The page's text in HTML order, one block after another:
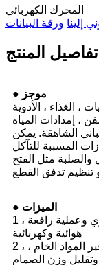
المحرك الكهربائي
إلينا ورقة البيانات
تفاصيل المنتج
● موجز
، الغذاء ، الأدوية
، إمدادات المياه
الشاهقة. يمكن
المسببة للتآكل
والصلبة مثل الفتح
● الميزات
1 ، محرك مع عجلة يدوية ، وجع ، رأس يدوي وعملية رافعة
هوائية وكهربائية
2 ، إزالة أجزاء التعبئة وختم الصمام ، وتوفير المواد الخام ،